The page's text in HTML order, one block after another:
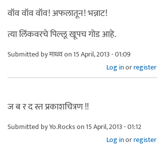
वॉव वॉव वॉव! अफलातून! भन्नाट!
त्या लिंकवरचे पिल्लू खूपच गोड आहे.
Submitted byमाधवon 15 April, 2013 - 01:09
Log inorregister
ज ब र द स्त प्रकाशचित्रण !!
Submitted byYo.Rockson 15 April, 2013 - 01:12
Log inorregister